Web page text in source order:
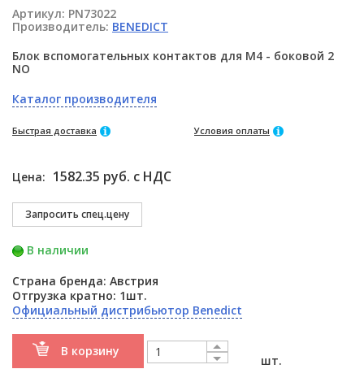
Артикул: PN73022
Производитель: BENEDICT
Блок вспомогательных контактов для M4 - боковой 2
NO
Каталог производителя
Быстрая доставка Условия оплаты
Цена: 1582.35 руб. с НДС
В наличии
Страна бренда: Австрия
Отгрузка кратно: 1шт.
Официальный дистрибьютор Benedict
В корзину
шт.